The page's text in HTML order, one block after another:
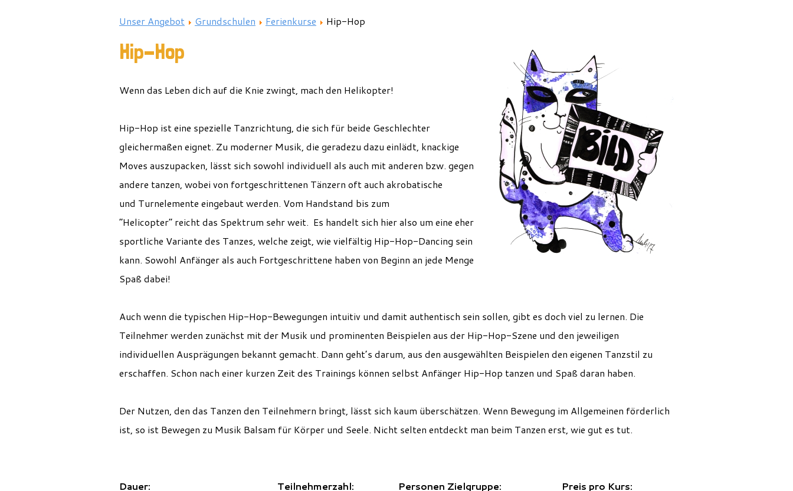
Unser Angebot Grundschulen Ferienkurse Hip-Hop
Hip-Hop
Wenn das Leben dich auf die Knie zwingt, mach den Helikopter!
Hip-Hop ist eine spezielle Tanzrichtung, die sich für beide Geschlechter
gleichermaßen eignet. Zu moderner Musik, die geradezu dazu einlädt, knackige
Moves auszupacken, lässt sich sowohl individuell als auch mit anderen bzw. gegen
andere tanzen, wobei von fortgeschrittenen Tänzern oft auch akrobatische
und Turnelemente eingebaut werden. Vom Handstand bis zum
“Helicopter” reicht das Spektrum sehr weit. Es handelt sich hier also um eine eher
sportliche Variante des Tanzes, welche zeigt, wie vielfältig Hip-Hop-Dancing sein
kann. Sowohl Anfänger als auch Fortgeschrittene haben von Beginn an jede Menge
Spaß dabei!
Auch wenn die typischen Hip-Hop-Bewegungen intuitiv und damit authentisch sein sollen, gibt es doch viel zu lernen. Die
Teilnehmer werden zunächst mit der Musik und prominenten Beispielen aus der Hip-Hop-Szene und den jeweiligen
individuellen Ausprägungen bekannt gemacht. Dann geht’s darum, aus den ausgewählten Beispielen den eigenen Tanzstil zu
erschaffen. Schon nach einer kurzen Zeit des Trainings können selbst Anfänger Hip-Hop tanzen und Spaß daran haben.
Der Nutzen, den das Tanzen den Teilnehmern bringt, lässt sich kaum überschätzen. Wenn Bewegung im Allgemeinen förderlich
ist, so ist Bewegen zu Musik Balsam für Körper und Seele. Nicht selten entdeckt man beim Tanzen erst, wie gut es tut.
Dauer: Teilnehmerzahl: Personen Zielgruppe:
Preis pro Kurs: